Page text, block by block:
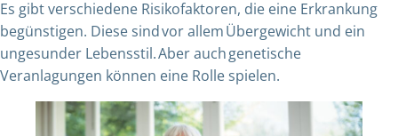
Es gibt verschiedene Risikofaktoren, die eine Erkrankung
begünstigen. Diese sind vor allem Übergewicht und ein
ungesunder Lebensstil. Aber auch genetische
Veranlagungen können eine Rolle spielen.